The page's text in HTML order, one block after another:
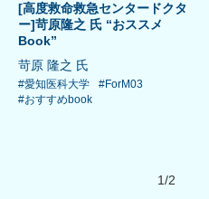
[高度救命救急センタードクタ
ー]苛原隆之 氏 “おススメ
Book”
苛原 隆之 氏
#愛知医科大学
#ForM03
#おすすめbook
1/2